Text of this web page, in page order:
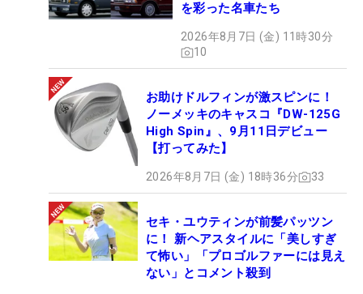
を彩った名車たち
2026年8月7日 (金) 11時30分
10
お助けドルフィンが激スピンに！
ノーメッキのキャスコ『DW-125G
High Spin』、9月11日デビュー
【打ってみた】
2026年8月7日 (金) 18時36分 33
セキ・ユウティンが前髪パッツン
に！ 新ヘアスタイルに「美しすぎ
て怖い」「プロゴルファーには見え
ない」とコメント殺到